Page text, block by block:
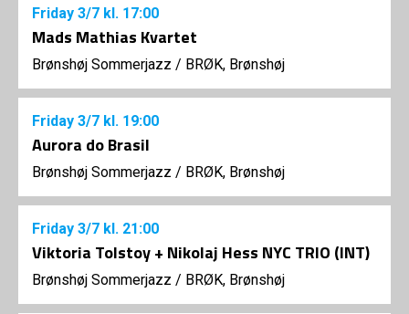
Friday 3/7 kl. 17:00
Mads Mathias Kvartet
Brønshøj Sommerjazz / BRØK, Brønshøj
Friday 3/7 kl. 19:00
Aurora do Brasil
Brønshøj Sommerjazz / BRØK, Brønshøj
Friday 3/7 kl. 21:00
Viktoria Tolstoy + Nikolaj Hess NYC TRIO (INT)
Brønshøj Sommerjazz / BRØK, Brønshøj